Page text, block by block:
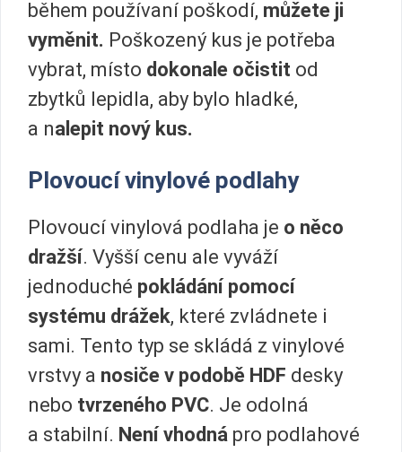
během používaní poškodí, můžete ji
vyměnit. Poškozený kus je potřeba
vybrat, místo dokonale očistit od
zbytků lepidla, aby bylo hladké,
a nalepit nový kus.
Plovoucí vinylové podlahy
Plovoucí vinylová podlaha je o něco
dražší. Vyšší cenu ale vyváží
jednoduché pokládání pomocí
systému drážek, které zvládnete i
sami. Tento typ se skládá z vinylové
vrstvy a nosiče v podobě HDF desky
nebo tvrzeného PVC. Je odolná
a stabilní. Není vhodná pro podlahové